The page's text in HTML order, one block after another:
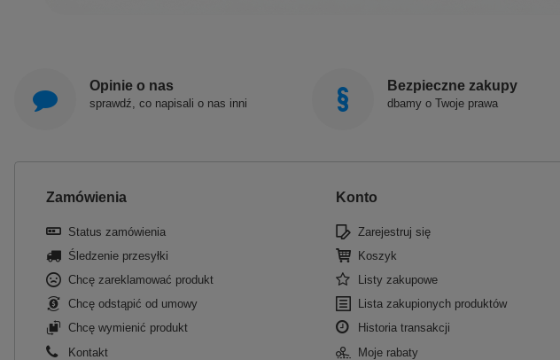
Opinie o nas
sprawdź, co napisali o nas inni
Bezpieczne zakupy
dbamy o Twoje prawa
Zamówienia
Status zamówienia
Śledzenie przesyłki
Chcę zareklamować produkt
Chcę odstąpić od umowy
Chcę wymienić produkt
Kontakt
Konto
Zarejestruj się
Koszyk
Listy zakupowe
Lista zakupionych produktów
Historia transakcji
Moje rabaty